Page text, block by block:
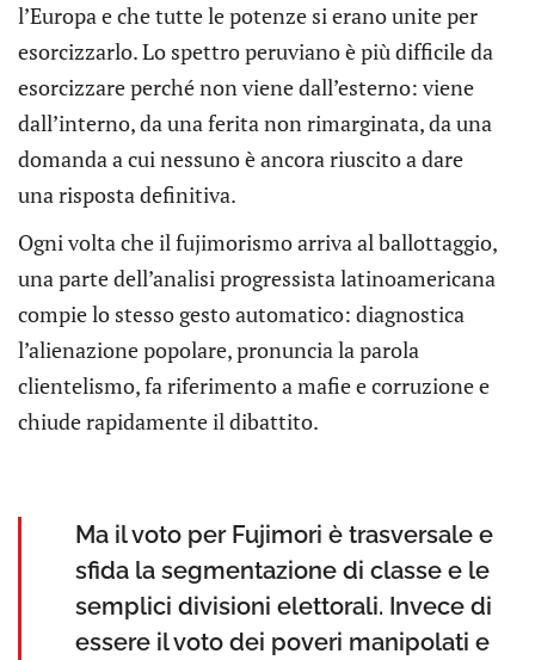
l’Europa e che tutte le potenze si erano unite per
esorcizzarlo. Lo spettro peruviano è più difficile da
esorcizzare perché non viene dall’esterno: viene
dall’interno, da una ferita non rimarginata, da una
domanda a cui nessuno è ancora riuscito a dare
una risposta definitiva.
Ogni volta che il fujimorismo arriva al ballottaggio,
una parte dell’analisi progressista latinoamericana
compie lo stesso gesto automatico: diagnostica
l’alienazione popolare, pronuncia la parola
clientelismo, fa riferimento a mafie e corruzione e
chiude rapidamente il dibattito.
Ma il voto per Fujimori è trasversale e
sfida la segmentazione di classe e le
semplici divisioni elettorali. Invece di
essere il voto dei poveri manipolati e